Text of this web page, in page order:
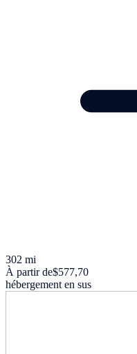
302 mi
À partir de$577,70
hébergement en sus